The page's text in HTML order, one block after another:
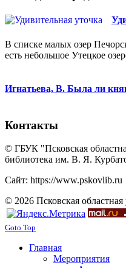
В списке малых озер
есть небольшое Утецкое
Игнатьева, В. Была ли
Контакты
© ГБУК "Псковская
библиотека им. В. Я.
Сайт: https://www.pskovlib.ru
© 2026 Псковская областная
Goto Top
Главная
Мероприятия